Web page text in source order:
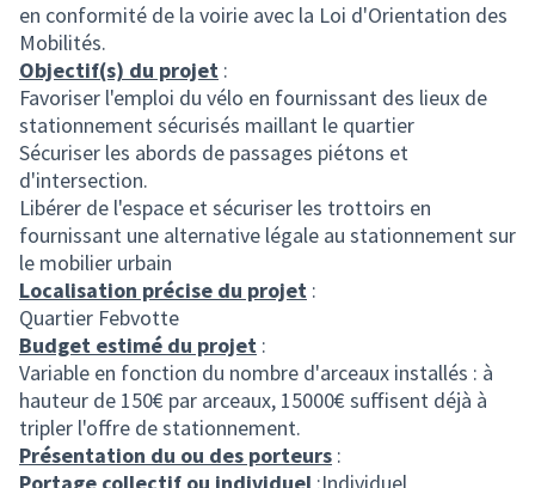
en conformité de la voirie avec la Loi d'Orientation des
Mobilités.
Objectif(s) du projet :
Favoriser l'emploi du vélo en fournissant des lieux de
stationnement sécurisés maillant le quartier
Sécuriser les abords de passages piétons et
d'intersection.
Libérer de l'espace et sécuriser les trottoirs en
fournissant une alternative légale au stationnement sur
le mobilier urbain
Localisation précise du projet :
Quartier Febvotte
Budget estimé du projet :
Variable en fonction du nombre d'arceaux installés : à
hauteur de 150€ par arceaux, 15000€ suffisent déjà à
tripler l'offre de stationnement.
Présentation du ou des porteurs :